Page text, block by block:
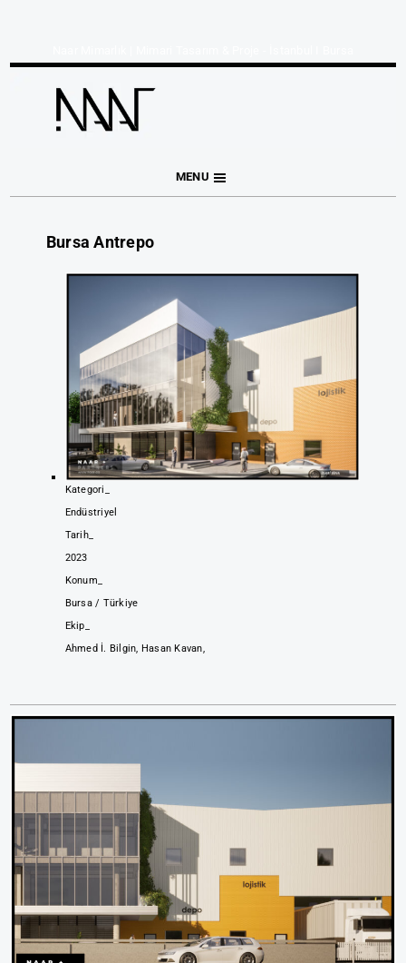
MENU
Bursa Antrepo
Kategori_
Endüstriyel
Tarih_
2023
Konum_
Bursa / Türkiye
Ekip_
Ahmed İ. Bilgin, Hasan Kavan,